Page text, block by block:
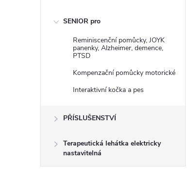
SENIOR pro
Reminiscenční pomůcky, JOYK
panenky, Alzheimer, demence,
PTSD
Kompenzační pomůcky motorické
Interaktivní kočka a pes
PŘÍSLUŠENSTVÍ
Terapeutická lehátka elektricky
nastavitelná